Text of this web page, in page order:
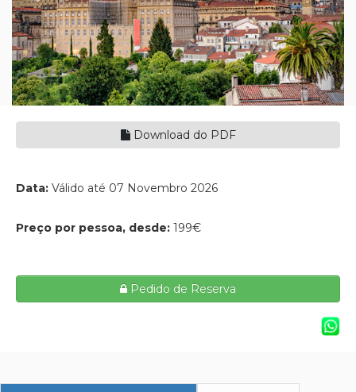
Download do PDF
Data: Válido até 07 Novembro 2026
Preço por pessoa, desde: 199€
Pedido de Reserva